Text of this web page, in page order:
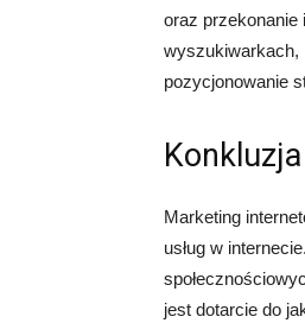
oraz przekonanie
wyszukiwarkach,
pozycjonowanie
Konkluzja
Marketing
usług w
jest dotarcie do